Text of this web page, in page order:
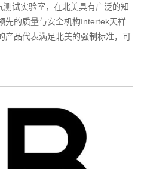
试实验室，在北美具有广泛的知
先的质量与安全机构Intertek天祥
产品代表满足北美的强制标准，可